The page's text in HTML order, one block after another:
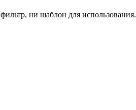
ни шаблон для использования.